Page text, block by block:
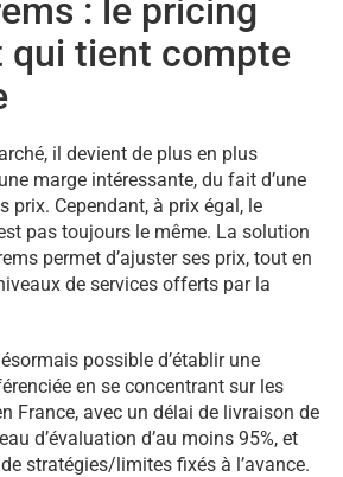
: le pricing
qui tient compte
il devient de plus en plus
marge intéressante, du fait d’une
prix. Cependant, à prix égal, le
pas toujours le même. La solution
permet d’ajuster ses prix, tout en
de services offerts par la
possible d’établir une
en se concentrant sur les
France, avec un délai de livraison de
d’évaluation d’au moins 95%, et
stratégies/limites fixés à l’avance.